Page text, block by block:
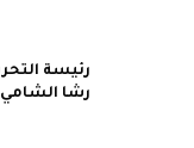
رئيسة
رشا الشامي